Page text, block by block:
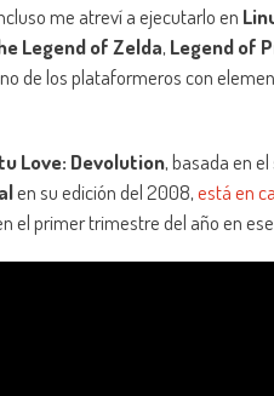
me atreví a ejecutarlo en
Legend of Zelda, Legend of
de los plataformeros con
Love: Devolution, basada en
en su edición del 2008,está en
el primer trimestre del año en